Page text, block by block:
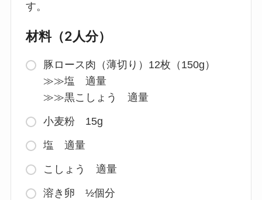
す。
材料（2人分）
豚ロース肉（薄切り）12枚（150g）
≫≫塩 適量
≫≫黒こしょう 適量
小麦粉 15g
塩 適量
こしょう 適量
溶き卵 ½個分